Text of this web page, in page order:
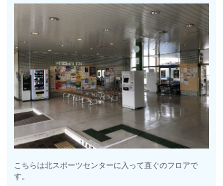
こちらは北スポーツセンターに入って直ぐのフロアで
す。